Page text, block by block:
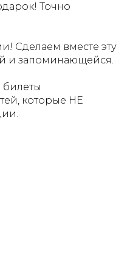
Точно
Сделаем вместе эту
и запоминающейся.
билеты
которые НЕ